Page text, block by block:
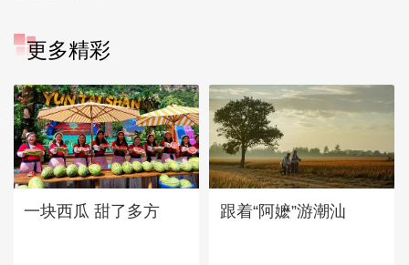
更多精彩
一块西瓜 甜了多方 跟着“阿嬷”游潮汕